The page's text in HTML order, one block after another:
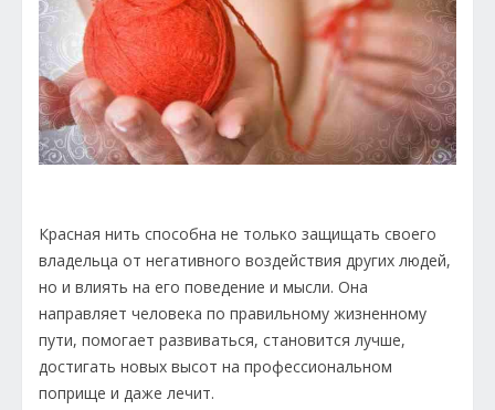
Красная нить способна не только защищать своего
владельца от негативного воздействия других людей,
но и влиять на его поведение и мысли. Она
направляет человека по правильному жизненному
пути, помогает развиваться, становится лучше,
достигать новых высот на профессиональном
поприще и даже лечит.